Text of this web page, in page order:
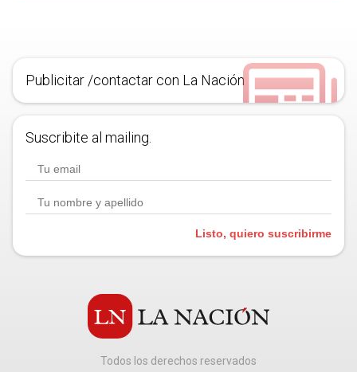
Publicitar /contactar con La Nación
Suscribite al mailing.
Listo, quiero suscribirme
Todos los derechos reservados